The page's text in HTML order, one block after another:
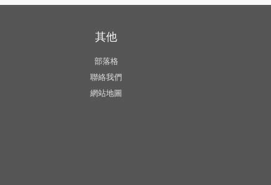
其他
部落格
聯絡我們
網站地圖